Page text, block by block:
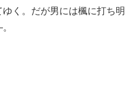
く。だが男には楓に打ち明